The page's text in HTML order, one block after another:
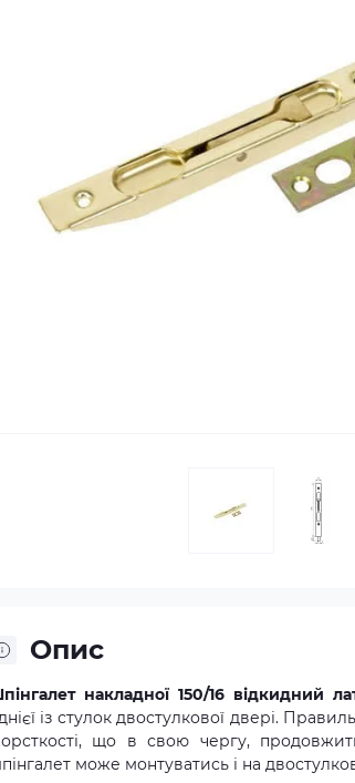
Опис
накладної 150/16 відкидний
із стулок двостулкової двері.
що в свою чергу,
може монтуватись і на